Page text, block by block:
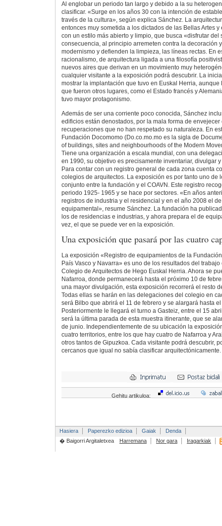
Al englobar un periodo tan largo y debido a la su
clasificar. «Surge en los años 30 con la intención de
través de la cultura», según explica Sánchez. La
entonces muy sometida a los dictados de las Bellas Artes
con un estilo más abierto y limpio, que busca «disfrutar del
consecuencia, al principio arremeten contra la decoración
modernismo y defienden la limpieza, las líneas rectas. En
racionalismo, de arquitectura ligada a una filosofía
nuevos aires que derivan en un movimiento muy
cualquier visitante a la exposición podrá descubrir. La
mostrar la implantación que tuvo en Euskal Herria,
que fueron otros lugares, como el Estado francés y
tuvo mayor protagonismo.
Además de ser una corriente poco conocida, Sánchez
edificios están denostados, por la mala forma de
recuperaciones que no han respetado su naturaleza. En
Fundación Docomomo (Do.co.mo.mo es la sigla de
of buildings, sites and neighbourhoods of the Modern
Tiene una organización a escala mundial, con una
en 1990, su objetivo es precisamente inventariar, divulgar
Para contar con un registro general de cada zona cuenta
colegios de arquitectos. La exposición es por tanto uno de
conjunto entre la fundación y el COAVN. Este registro
periodo 1925- 1965 y se hace por sectores. «En años
registros de industria y el residencial y en el año 2008 el
equipamental», resume Sánchez. La fundación ha
los de residencias e industrias, y ahora prepara el de
vez, el que se puede ver en la exposición.
Una exposición que pasará por las cuatro
La exposición «Registro de equipamientos de la
País Vasco y Navarra» es uno de los resultados del
Colegio de Arquitectos de Hego Euskal Herria. Ahora se
Nafarroa, donde permanecerá hasta el próximo 10 de
una mayor divulgación, esta exposición recorrerá el resto
Todas ellas se harán en las delegaciones del colegio en
será Bilbo que abrirá el 11 de febrero y se alargará hasta
Posteriormente le llegará el turno a Gasteiz, entre el 15
será la última parada de esta muestra itinerante, que se
de junio. Independientemente de su ubicación la
cuatro territorios, entre los que hay cuatro de Nafarroa y
otros tantos de Gipuzkoa. Cada visitante podrá descubrir,
cercanos que igual no sabía clasificar arquitectónicamente.
Gehitu artikuloa:
Hasiera Paperezko edizioa Gaiak
Denda
� Baigorri Argitaletxea
Harremana Nor gara Iragarkiak